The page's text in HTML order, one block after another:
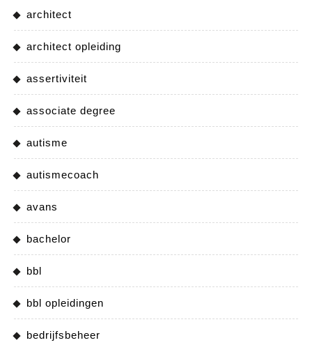
architect
architect opleiding
assertiviteit
associate degree
autisme
autismecoach
avans
bachelor
bbl
bbl opleidingen
bedrijfsbeheer